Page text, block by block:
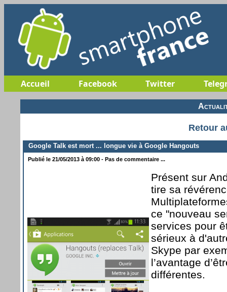
Accueil Facebook Twitter
Retour
Google Talk est mort ... longue vie à Google Hangouts
Publié le 21/05/2013 à 09:00 - Pas de commentaire ...
Présent sur
tire sa
ce "nouveau
services pour
sérieux à
Skype par
l’avantage
différentes.